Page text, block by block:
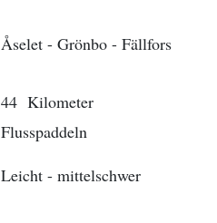
Åselet - Grönbo - Fällfors
44 Kilometer
Flusspaddeln
Leicht - mittelschwer